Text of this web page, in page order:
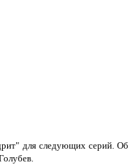
для следующих серий. Об